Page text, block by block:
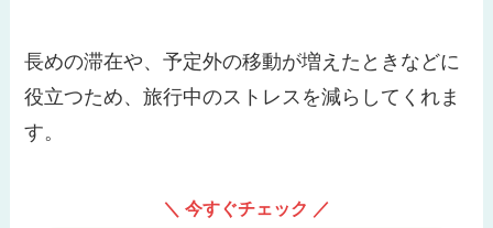
長めの滞在や、予定外の移動が増えたときなどに
役立つため、旅行中のストレスを減らしてくれま
す。
＼ 今すぐチェック ／